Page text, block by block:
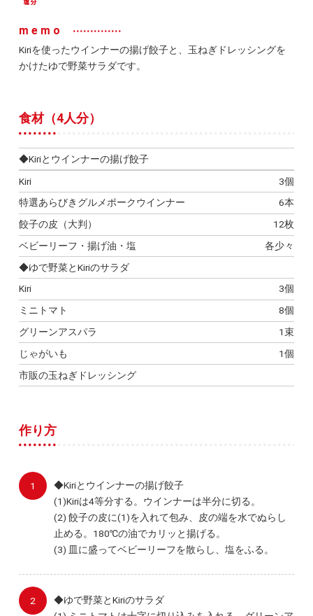
memo
Kiriを使ったウインナーの揚げ餃子と、玉ねぎドレッシングを
かけたゆで野菜サラダです。
食材（4人分）
◆Kiriとウインナーの揚げ餃子
Kiri
3個
特選あらびきグルメポークウインナー
6本
餃子の皮（大判）
12枚
ベビーリーフ・揚げ油・塩
各少々
◆ゆで野菜とKiriのサラダ
Kiri
3個
ミニトマト
8個
グリーンアスパラ
1束
じゃがいも
1個
市販の玉ねぎドレッシング
作り方
◆Kiriとウインナーの揚げ餃子
(1)Kiriは4等分する。ウインナーは半分に切る。
(2) 餃子の皮に(1)を入れて包み、皮の端を水でぬらし
止める。180℃の油でカリッと揚げる。
(3) 皿に盛ってベビーリーフを散らし、塩をふる。
◆ゆで野菜とKiriのサラダ